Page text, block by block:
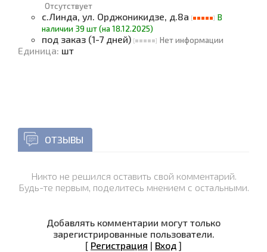
Отсутствует
с.Линда, ул. Орджоникидзе, д.8а
В
наличии 39 шт (на 18.12.2025)
под заказ (1-7 дней) Нет информации
Единица: шт
ОТЗЫВЫ
Никто не решился оставить свой комментарий.
Будь-те первым, поделитесь мнением с остальными.
Добавлять комментарии могут только
зарегистрированные пользователи.
[ Регистрация | Вход ]